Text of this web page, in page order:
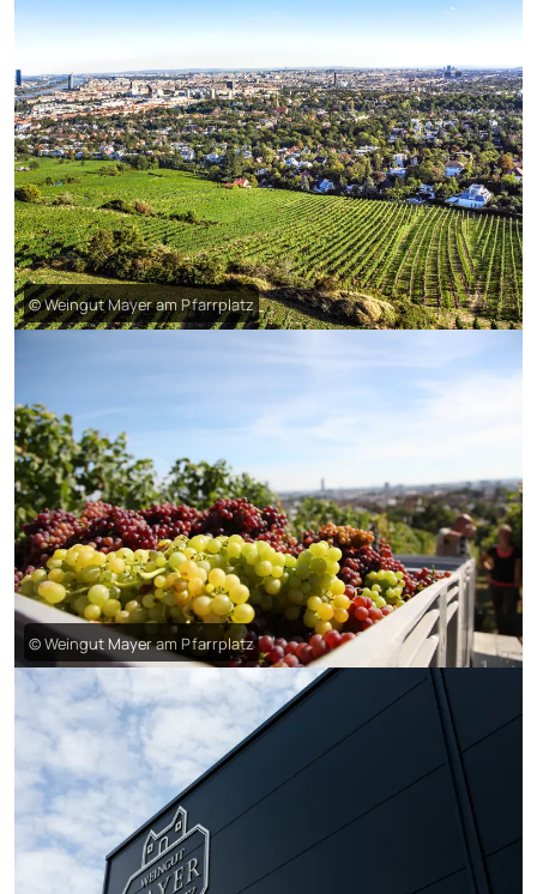
© Weingut Mayer am Pfarrplatz
© Weingut Mayer am Pfarrplatz